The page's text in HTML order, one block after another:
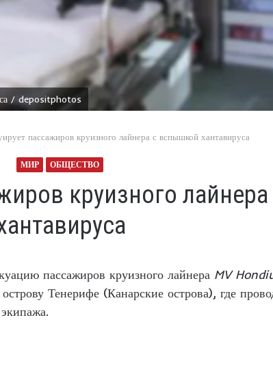
/ depositphotos
пассажиров круизного лайнера с вспышкой хантавируса
МИР ОБЩЕСТВО
круизного
пассажиров круизного лайнера MV
Тенерифе (Канарские острова), где